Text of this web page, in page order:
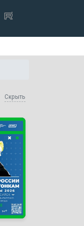
Скрыть